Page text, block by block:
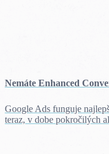
Nemáte Enhanced
Google Ads funguje
teraz, v dobe pokročilých